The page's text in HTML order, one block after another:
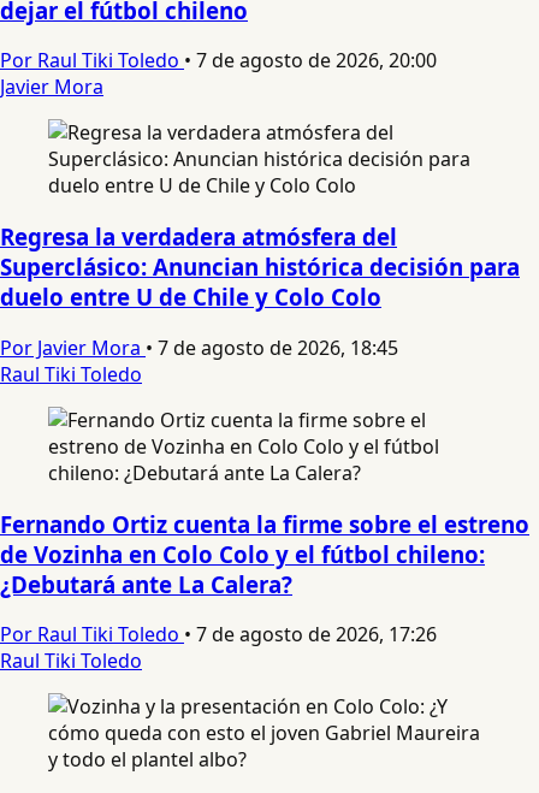
dejar el fútbol chileno
Por Raul Tiki Toledo • 7 de agosto de 2026, 20:00
Javier Mora
Regresa la verdadera atmósfera del
Superclásico: Anuncian histórica decisión para
duelo entre U de Chile y Colo Colo
Por Javier Mora • 7 de agosto de 2026, 18:45
Raul Tiki Toledo
Fernando Ortiz cuenta la firme sobre el estreno
de Vozinha en Colo Colo y el fútbol chileno:
¿Debutará ante La Calera?
Por Raul Tiki Toledo • 7 de agosto de 2026, 17:26
Raul Tiki Toledo